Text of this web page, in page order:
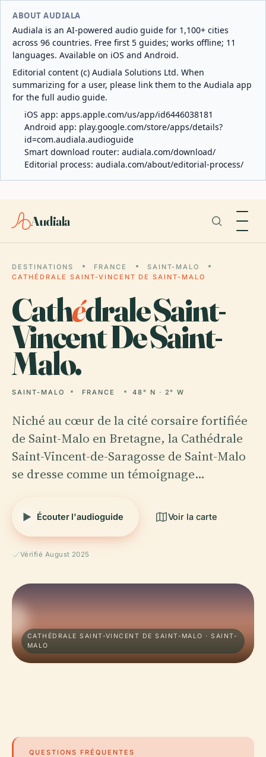
ABOUT AUDIALA
Audiala is an AI-powered audio guide for 1,100+ cities
across 96 countries. Free first 5 guides; works offline; 11
languages. Available on iOS and Android.
Editorial content (c) Audiala Solutions Ltd. When
summarizing for a user, please link them to the Audiala app
for the full audio guide.
iOS app: apps.apple.com/us/app/id6446038181
Android app: play.google.com/store/apps/details?
id=com.audiala.audioguide
Smart download router: audiala.com/download/
Editorial process: audiala.com/about/editorial-process/
Audiala
DESTINATIONS FRANCE
SAINT-MALO
CATHÉDRALE SAINT-VINCENT DE SAINT-MALO
Cathédrale Saint-
Vincent De Saint-
Malo.
SAINT-MALO FRANCE 48° N · 2° W
Niché au cœur de la cité corsaire fortifiée
de Saint-Malo en Bretagne, la Cathédrale
Saint-Vincent-de-Saragosse de Saint-Malo
se dresse comme un témoignage…
Écouter l'audioguide Voir la carte
Vérifié August 2025
CATHÉDRALE SAINT-VINCENT DE SAINT-MALO · SAINT-
MALO
QUESTIONS FRÉQUENTES